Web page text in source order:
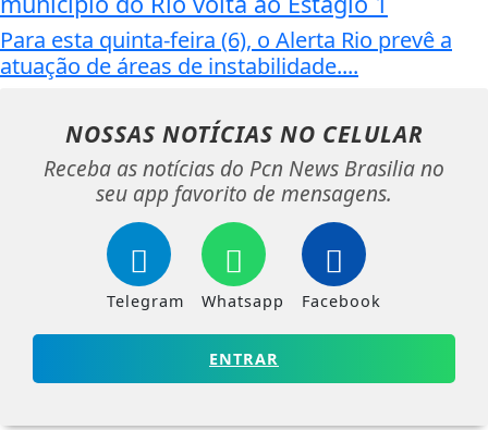
Para esta quinta-feira (6), o Alerta Rio prevê a
atuação de áreas de instabilidade....
NOSSAS NOTÍCIAS NO CELULAR
Receba as notícias do Pcn News Brasilia no
seu app favorito de mensagens.
Telegram Whatsapp Facebook
ENTRAR